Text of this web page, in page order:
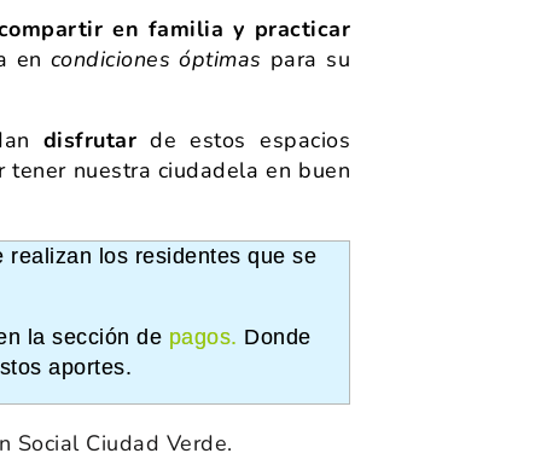
en familia y practicar
en condiciones óptimas para su
disfrutar de estos espacios
tener nuestra ciudadela en buen
los residentes que se
la sección de pagos. Donde
aportes.
Social Ciudad Verde.